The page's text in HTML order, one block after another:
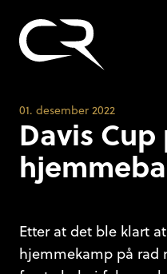
01. desember 2022
Davis Cup
Etter at det ble klart
hjemmekamp på rad